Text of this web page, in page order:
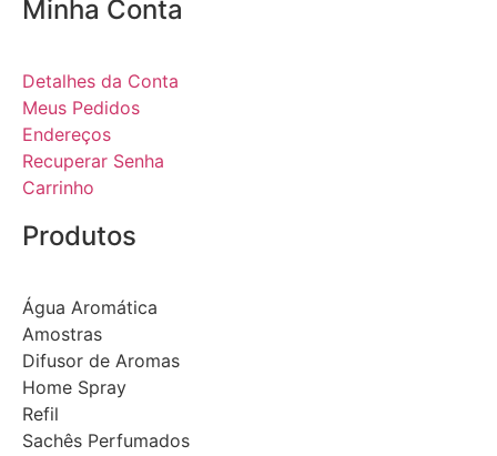
Minha Conta
Detalhes da Conta
Meus Pedidos
Endereços
Recuperar Senha
Carrinho
Produtos
Água Aromática
Amostras
Difusor de Aromas
Home Spray
Refil
Sachês Perfumados